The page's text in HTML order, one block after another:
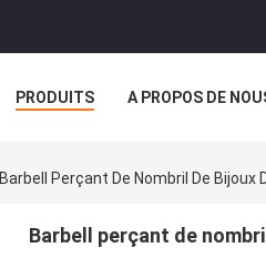
PRODUITS A PROPOS DE
Barbell Perçant De Nombril De Bijoux
Barbell perçant de